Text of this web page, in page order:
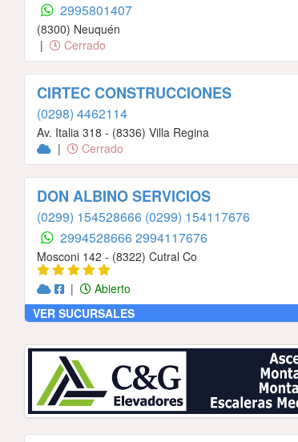
2995801407
(8300) Neuquén
|
Cerrado
CIRTEC CONSTRUCCIONES
(0298) 4462114
Av. Italia 318 - (8336) Villa Regina
|
Cerrado
DON ALBINO SERVICIOS
(0299) 154528666 (0299) 154117676
29945286662994117676
Mosconi 142 - (8322) Cutral Co
|
Abierto
VER SUCURSALES